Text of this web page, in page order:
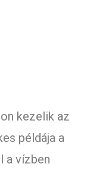
kezelik az
példája a
a vízben